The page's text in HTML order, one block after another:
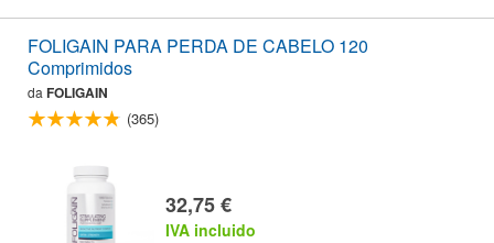
FOLIGAIN PARA PERDA DE CABELO 120
Comprimidos
da FOLIGAIN
(365)
32,75 €
IVA incluido